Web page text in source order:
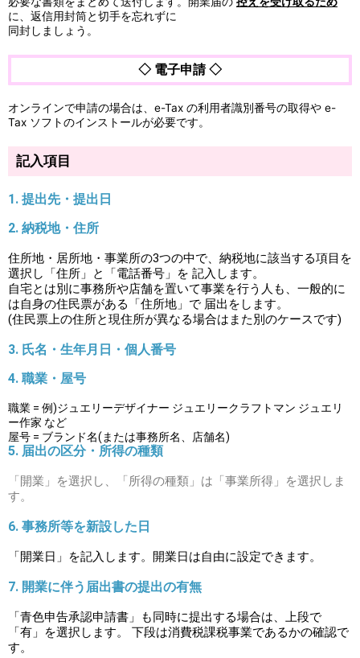
に、返信用封筒と切手を忘れずに
同封しましょう。
◇ 電子申請 ◇
オンラインで申請の場合は、e-Tax の利用者識別番号の取得や e-
Tax ソフトのインストールが必要です。
記入項目
1. 提出先・提出日
2. 納税地・住所
住所地・居所地・事業所の3つの中で、納税地に該当する項目を
選択し「住所」と「電話番号」を 記入します。
自宅とは別に事務所や店舗を置いて事業を行う人も、一般的に
は自身の住民票がある「住所地」で 届出をします。
(住民票上の住所と現住所が異なる場合はまた別のケースです)
3. 氏名・生年月日・個人番号
4. 職業・屋号
職業 = 例)ジュエリーデザイナー ジュエリークラフトマン ジュエリ
ー作家 など
屋号 = ブランド名(または事務所名、店舗名)
5. 届出の区分・所得の種類
「開業」を選択し、「所得の種類」は「事業所得」を選択しま
す。
6. 事務所等を新設した日
「開業日」を記入します。開業日は自由に設定できます。
7. 開業に伴う届出書の提出の有無
「青色申告承認申請書」も同時に提出する場合は、上段で
「有」を選択します。 下段は消費税課税事業であるかの確認で
す。